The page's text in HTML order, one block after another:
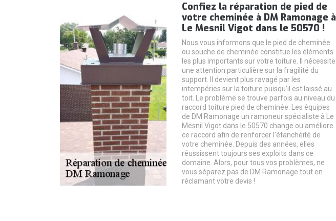
Confiez la réparation de pied de
votre cheminée à DM Ramonage à
Le Mesnil Vigot dans le 50570 !
Nous vous informons que le pied de cheminée
ou souche de cheminée constitue les éléments
les plus importants sur votre toiture. Il nécessite
une attention particulière sur la fragilité du
support. Il devient plus ravagé par les
intempéries sur la toiture puisqu’il est laissé au
toit. Le problème se trouve parfois au niveau du
raccord toiture pied de cheminée. Les équipes
de DM Ramonage un ramoneur spécialiste à Le
Mesnil Vigot dans le 50570 change ou améliore
ce raccord afin de renforcer l’étanchéité de
votre cheminée. Depuis des années, elles
réussissent toujours ses exploits dans ce
domaine. Alors, pour tous vos problèmes, ne
vous séparez pas de DM Ramonage tout en
réclamant votre devis !